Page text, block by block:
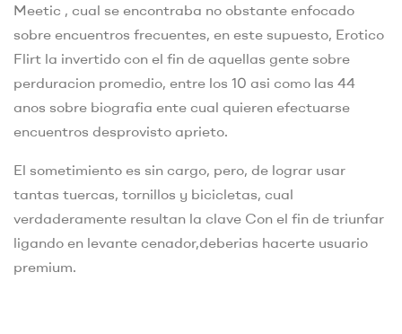
Meetic , cual se encontraba no obstante enfocado
sobre encuentros frecuentes, en este supuesto, Erotico
Flirt la invertido con el fin de aquellas gente sobre
perduracion promedio, entre los 10 asi­ como las 44
anos sobre biografia ente cual quieren efectuarse
encuentros desprovisto aprieto.
El sometimiento es sin cargo, pero, de lograr usar
tantas tuercas, tornillos y bicicletas, cual
verdaderamente resultan la clave Con el fin de triunfar
ligando en levante cenador,deberias hacerte usuario
premium.